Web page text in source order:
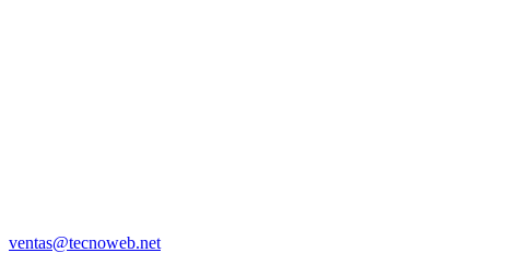
ventas@tecnoweb.net